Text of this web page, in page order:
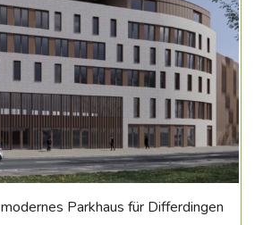
Parkhaus für Differdingen